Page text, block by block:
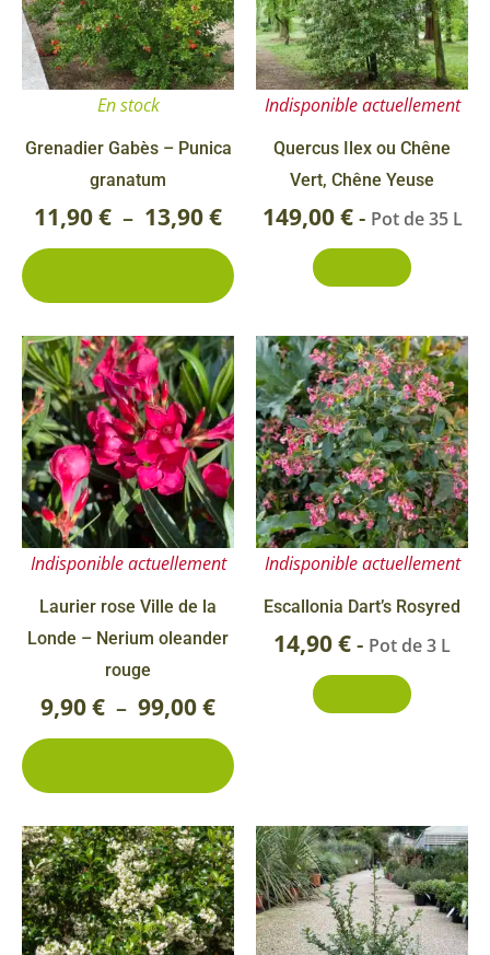
En stock
Grenadier Gabès – Punica
granatum
11,90€ – 13,90€
11,90 €
à
13,90 €
variations.
Les
options
peuvent
choisies
page
produit
Indisponible actuellement
Quercus Ilex ou Chêne
Vert, Chêne Yeuse
149,00€- Pot de 35 L
Indisponible actuellement
Laurier rose Ville de la
Londe – Nerium oleander
rouge
9,90€ – 99,00€
Plage
de
prix :
9,90 €
à
99,00 €
Ce
produit
a
plusieurs
variations.
Les
options
peuvent
être
choisies
du
Indisponible actuellement
Escallonia Dart’s Rosyred
14,90€- Pot de 3 L